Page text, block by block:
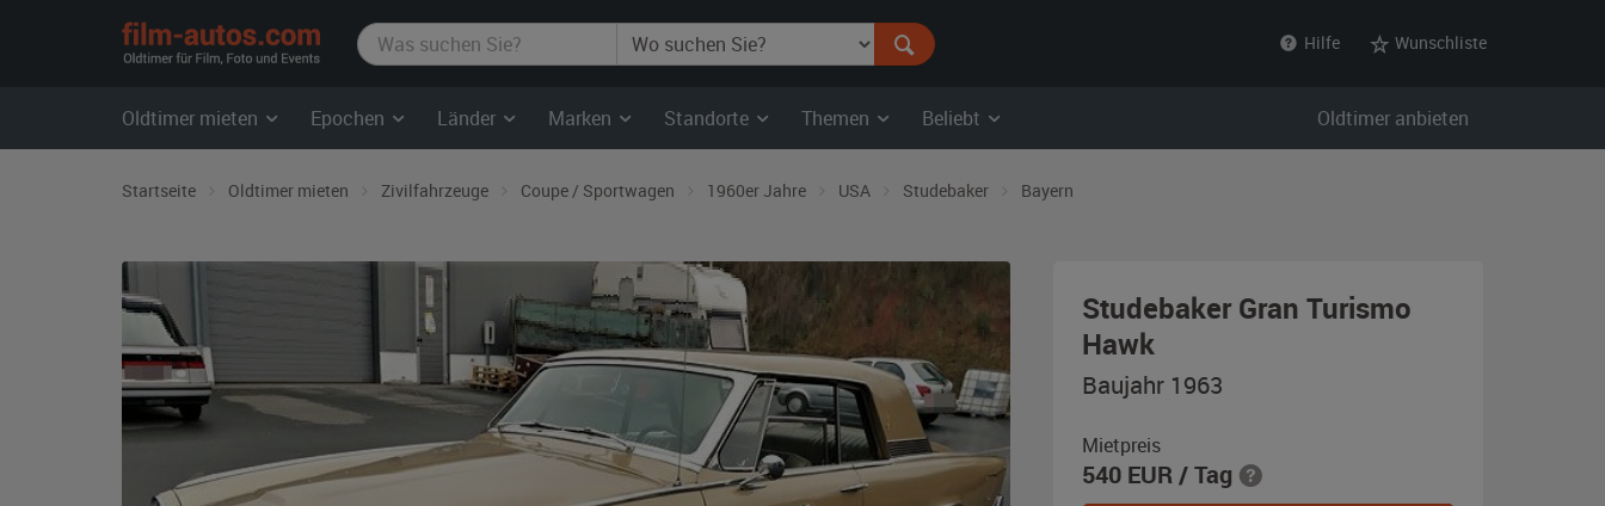
film-
autos.com
Hilfe Wunschliste
Oldtimer mieten Epochen Länder Marken Standorte Themen Beliebt Oldtimer anbieten
Startseite Oldtimer mieten Zivilfahrzeuge Coupe / Sportwagen 1960er Jahre USA Studebaker Bayern
Studebaker Gran Turismo
Hawk
Baujahr
gold-
metallic
Baujahr 1963
Mietpreis
540 EUR/ Tag